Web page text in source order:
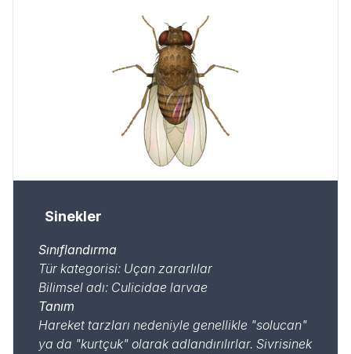
Sinekler
Sınıflandırma
Tür kategorisi: Uçan zararlılar
Bilimsel adı: Culicidae larvae
Tanım
Hareket tarzları nedeniyle genellikle "solucan"
ya da "kurtçuk" olarak adlandırılırlar. Sivrisinek